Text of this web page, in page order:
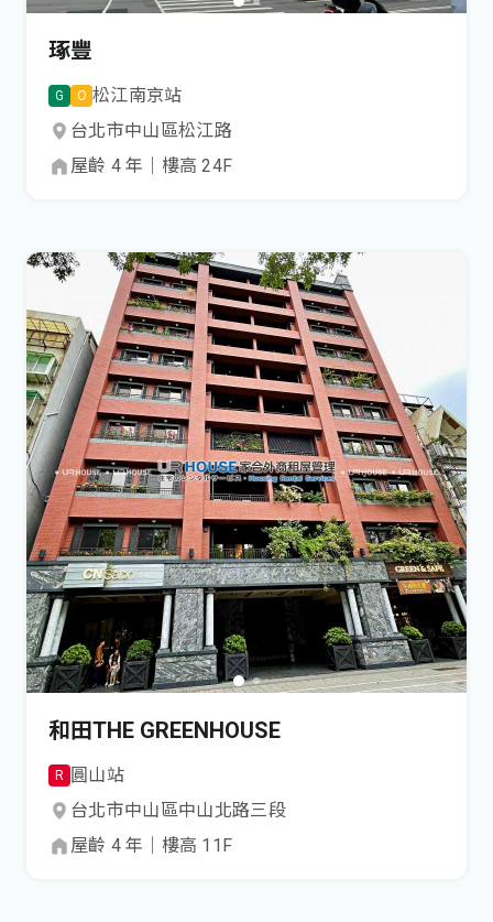
琢豐
G O 松江南京站
台北市中山區松江路
屋齡 4 年 樓高 24F
和田THE GREENHOUSE
R 圓山站
台北市中山區中山北路三段
屋齡 4 年 樓高 11 F